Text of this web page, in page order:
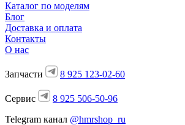
Каталог по моделям
Блог
Доставка и оплата
Контакты
О нас
Запчасти 8 925 123-02-60
Сервис
8 925 506-50-96
Telegram канал @hmrshop_ru